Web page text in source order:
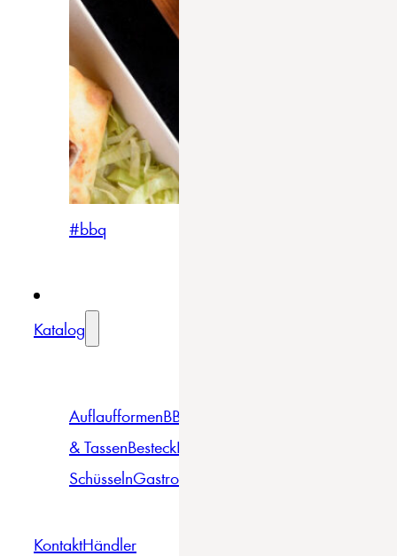
#bbq
Katalog
AuflaufformenBBQ
& TassenBesteckBowls &
SchüsselnGastro
KontaktHändler